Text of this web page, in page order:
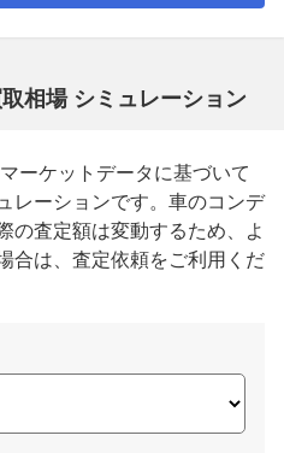
相場 シミュレーション
ーケットデータに基づいて
レーションです。車のコンデ
の査定額は変動するため、よ
合は、査定依頼をご利用くだ